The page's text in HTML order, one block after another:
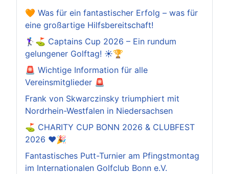
🧡 Was für ein fantastischer Erfolg – was für
eine großartige Hilfsbereitschaft!
🏌️‍♀️⛳ Captains Cup 2026 – Ein rundum
gelungener Golftag! ☀️🏆
🚨 Wichtige Information für alle
Vereinsmitglieder 🚨
Frank von Skwarczinsky triumphiert mit
Nordrhein-Westfalen in Niedersachsen
⛳️ CHARITY CUP BONN 2026 & CLUBFEST
2026 ❤️🎉
Fantastisches Putt-Turnier am Pfingstmontag
im Internationalen Golfclub Bonn e.V.